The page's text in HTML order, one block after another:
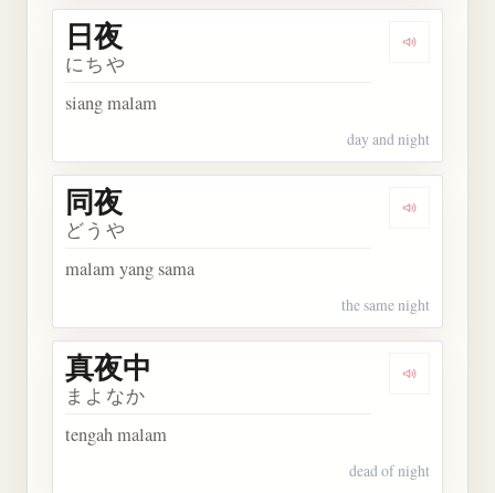
Dengarkan
日夜
にちや
siang malam
day and night
Dengarkan
同夜
どうや
malam yang sama
the same night
Dengarkan
真夜中
まよなか
tengah malam
dead of night